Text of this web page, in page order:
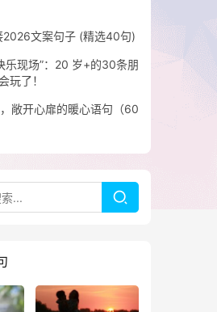
文案句子 (精选40句)
乐现场”：20 岁+的30条朋
玩了！
敞开心扉的暖心语句（60